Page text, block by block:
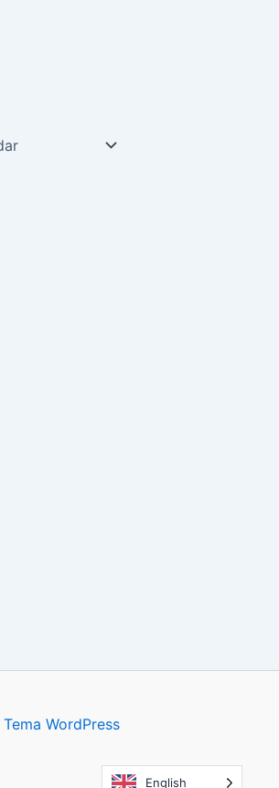
Tema WordPress
English